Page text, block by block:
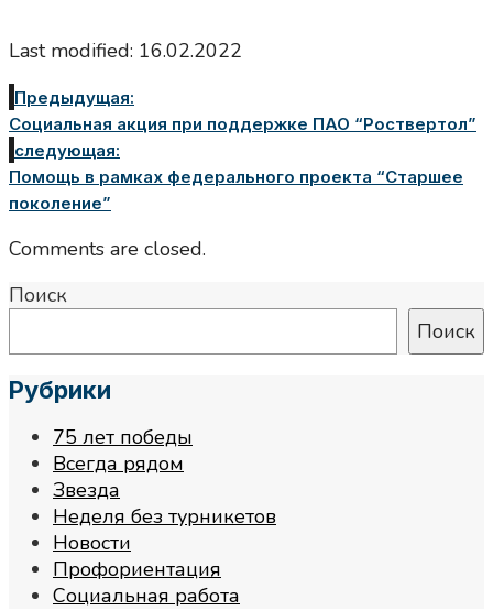
Last modified: 16.02.2022
Предыдущая:
Социальная акция при поддержке ПАО “Роствертол”
следующая:
Помощь в рамках федерального проекта “Старшее
поколение”
Comments are closed.
Поиск
Поиск
Рубрики
75 лет победы
Всегда рядом
Звезда
Неделя без турникетов
Новости
Профориентация
Социальная работа